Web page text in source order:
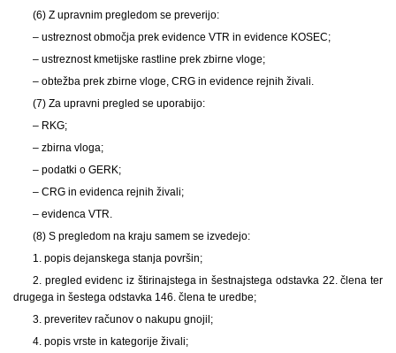
(6) Z upravnim pregledom se preverijo:
– ustreznost območja prek evidence VTR in evidence KOSEC;
– ustreznost kmetijske rastline prek zbirne vloge;
– obtežba prek zbirne vloge, CRG in evidence rejnih živali.
(7) Za upravni pregled se uporabijo:
– RKG;
– zbirna vloga;
– podatki o GERK;
– CRG in evidenca rejnih živali;
– evidenca VTR.
(8) S pregledom na kraju samem se izvedejo:
1. popis dejanskega stanja površin;
2. pregled evidenc iz štirinajstega in šestnajstega odstavka 22. člena ter
drugega in šestega odstavka 146. člena te uredbe;
3. preveritev računov o nakupu gnojil;
4. popis vrste in kategorije živali;